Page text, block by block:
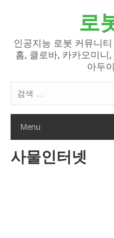
로
인공지능 로봇 커뮤니
홈, 클로바, 카카오미니
아두
색
Menu
사물인터넷